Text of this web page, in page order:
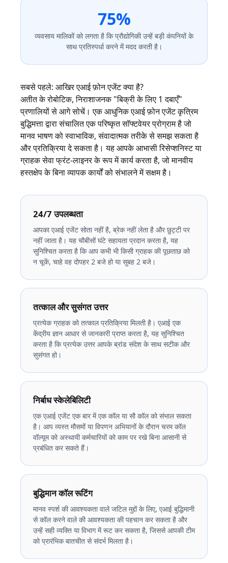
75%
व्यवसाय मालिकों को लगता है कि प्रौद्योगिकी उन्हें बड़ी कंपनियों के
साथ प्रतिस्पर्धा करने में मदद करती है।
सबसे पहले: आखिर एआई फ़ोन एजेंट क्या है?
अतीत के रोबोटिक, निराशाजनक "बिक्री के लिए 1 दबाएँ"
प्रणालियों से आगे सोचें। एक आधुनिक एआई फ़ोन एजेंट कृत्रिम
बुद्धिमत्ता द्वारा संचालित एक परिष्कृत सॉफ्टवेयर प्रोग्राम है जो
मानव भाषण को स्वाभाविक, संवादात्मक तरीके से समझ सकता है
और प्रतिक्रिया दे सकता है। यह आपके आभासी रिसेप्शनिस्ट या
ग्राहक सेवा फ्रंट-लाइनर के रूप में कार्य करता है, जो मानवीय
हस्तक्षेप के बिना व्यापक कार्यों को संभालने में सक्षम है।
24/7 उपलब्धता
आपका एआई एजेंट सोता नहीं है, ब्रेक नहीं लेता है और छुट्टी पर
नहीं जाता है। यह चौबीसों घंटे सहायता प्रदान करता है, यह
सुनिश्चित करता है कि आप कभी भी किसी ग्राहक की पूछताछ को
न चूकें, चाहे वह दोपहर 2 बजे हो या सुबह 2 बजे।
तत्काल और सुसंगत उत्तर
प्रत्येक ग्राहक को तत्काल प्रतिक्रिया मिलती है। एआई एक
केंद्रीय ज्ञान आधार से जानकारी प्राप्त करता है, यह सुनिश्चित
करता है कि प्रत्येक उत्तर आपके ब्रांड संदेश के साथ सटीक और
सुसंगत हो।
निर्बाध स्केलेबिलिटी
एक एआई एजेंट एक बार में एक कॉल या सौ कॉल को संभाल सकता
है। आप व्यस्त मौसमों या विपणन अभियानों के दौरान चरम कॉल
वॉल्यूम को अस्थायी कर्मचारियों को काम पर रखे बिना आसानी से
प्रबंधित कर सकते हैं।
बुद्धिमान कॉल रूटिंग
मानव स्पर्श की आवश्यकता वाले जटिल मुद्दों के लिए, एआई बुद्धिमानी
से कॉल करने वाले की आवश्यकता की पहचान कर सकता है और
उन्हें सही व्यक्ति या विभाग में रूट कर सकता है, जिससे आपकी टीम
को प्रारंभिक बातचीत से संदर्भ मिलता है।